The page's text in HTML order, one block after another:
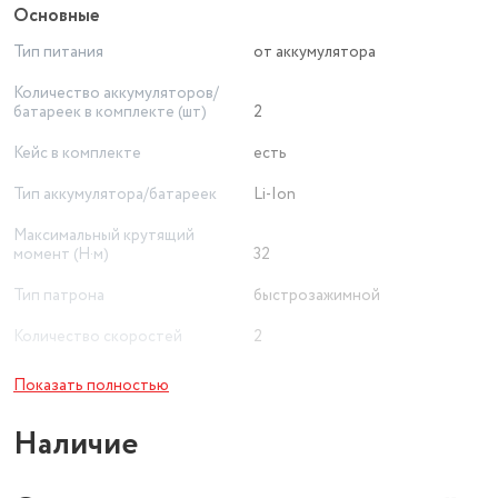
Основные
Тип питания
от аккумулятора
Количество аккумуляторов/
батареек в комплекте (шт)
2
Кейс в комплекте
есть
Тип аккумулятора/батареек
Li-Ion
Максимальный крутящий
момент (Н·м)
32
Тип патрона
быстрозажимной
Количество скоростей
2
Подсветка
Длина товара в упаковке, в
Показать полностью
Наличие